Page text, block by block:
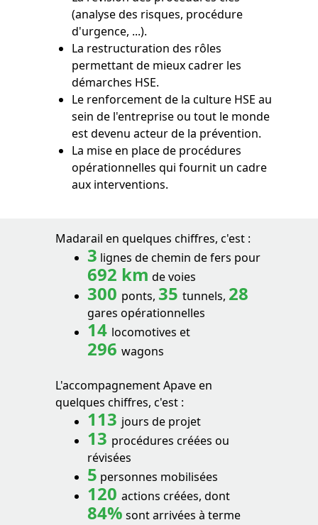
(analyse des risques, procédure
d'urgence, ...).
La restructuration des rôles
permettant de mieux cadrer les
démarches HSE.
Le renforcement de la culture HSE au
sein de l'entreprise ou tout le monde
est devenu acteur de la prévention.
La mise en place de procédures
opérationnelles qui fournit un cadre
aux interventions.
Madarail en quelques chiffres, c'est :
3 lignes de chemin de fers pour
692 km de voies
300 ponts, 35tunnels, 28
gares opérationnelles
14 locomotives et
296wagons
L'accompagnement Apave en
quelques chiffres, c'est :
113 jours de projet
13 procédures créées ou
révisées
5 personnes mobilisées
120actions créées, dont
84% sont arrivées à terme